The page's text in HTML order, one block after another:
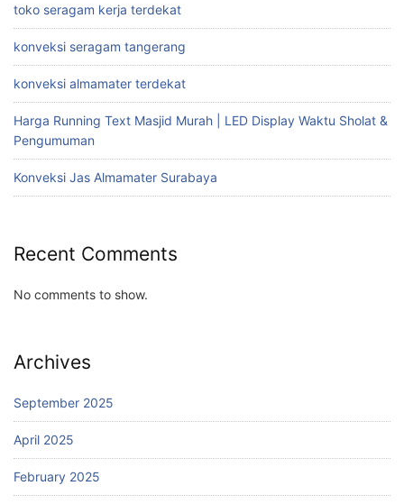
toko seragam kerja terdekat
konveksi seragam tangerang
konveksi almamater terdekat
Harga Running Text Masjid Murah | LED Display Waktu Sholat &
Pengumuman
Konveksi Jas Almamater Surabaya
Recent Comments
No comments to show.
Archives
September 2025
April 2025
February 2025